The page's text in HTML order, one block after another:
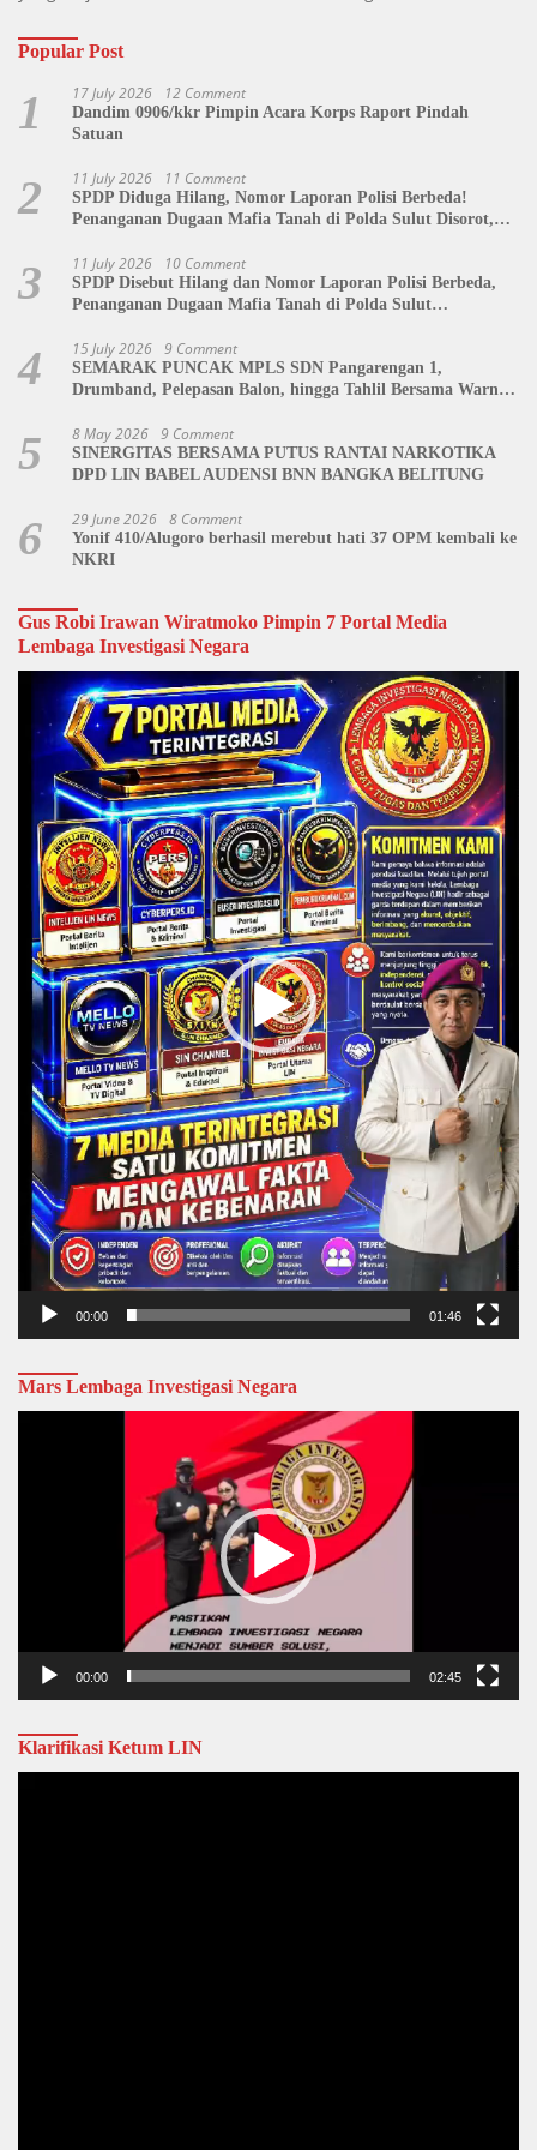
Popular Post
1 17 July 2026 12 Comment
Dandim 0906/kkr Pimpin Acara Korps Raport Pindah
Satuan
2 11 July 2026 11 Comment
SPDP Diduga Hilang, Nomor Laporan Polisi Berbeda!
Penanganan Dugaan Mafia Tanah di Polda Sulut Disorot,
3 11 July 2026 10 Comment
SPDP Disebut Hilang dan Nomor Laporan Polisi Berbeda,
Penanganan Dugaan Mafia Tanah di Polda Sulut
4 15 July 2026 9 Comment
SEMARAK PUNCAK MPLS SDN Pangarengan 1,
Drumband, Pelepasan Balon, hingga Tahlil Bersama Warnai
5 8 May 2026 9 Comment
SINERGITAS BERSAMA PUTUS RANTAI NARKOTIKA
DPD LIN BABEL AUDENSI BNN BANGKA BELITUNG
6 29 June 2026 8 Comment
Yonif 410/Alugoro berhasil merebut hati 37 OPM kembali ke
NKRI
Gus Robi Irawan Wiratmoko Pimpin 7 Portal Media
Lembaga Investigasi Negara
Video
Player
00:00 01:46
Mars Lembaga Investigasi Negara
00:00 02:45
Klarifikasi Ketum LIN